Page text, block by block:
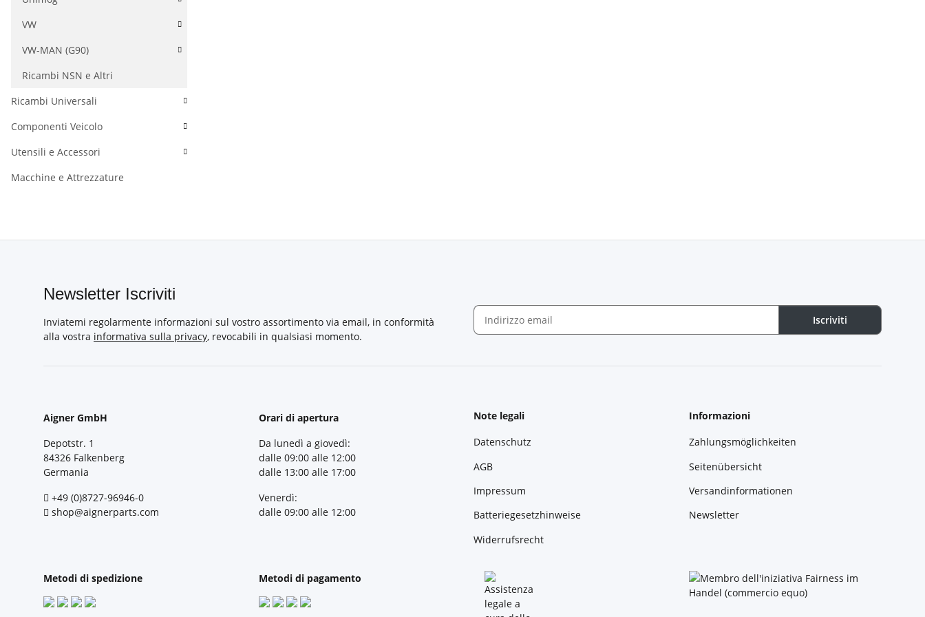
VW
VW-MAN (G90)
Ricambi NSN e Altri
Ricambi Universali
Componenti Veicolo
Utensili e Accessori
Macchine e Attrezzature
Newsletter Iscriviti
Inviatemi regolarmente informazioni sul vostro assortimento via email, in conformità
alla vostra informativa sulla privacy, revocabili in qualsiasi momento.
Iscriviti
Aigner GmbH
Depotstr. 1
84326 Falkenberg
Germania
+49 (0)8727-96946-0
shop@aignerparts.com
Orari di apertura
Da lunedì a giovedì:
dalle 09:00 alle 12:00
dalle 13:00 alle 17:00
Venerdì:
dalle 09:00 alle 12:00
Note legali
Datenschutz
AGB
Impressum
Batteriegesetzhinweise
Widerrufsrecht
Informazioni
Zahlungsmöglichkeiten
Seitenübersicht
Versandinformationen
Newsletter
Metodi di spedizione Metodi di pagamento